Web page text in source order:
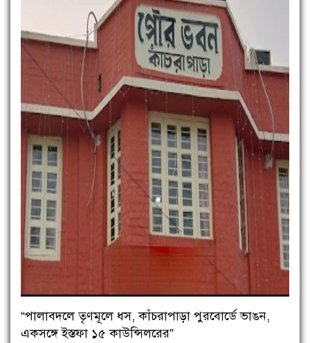
“পালাবদলে তৃণমূলে ধস, কাঁচরাপাড়া পুরবোর্ডে ভাঙন,
একসঙ্গে ইস্তফা ১৫ কাউন্সিলরের”